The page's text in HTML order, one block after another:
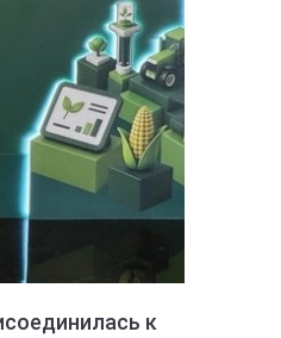
к